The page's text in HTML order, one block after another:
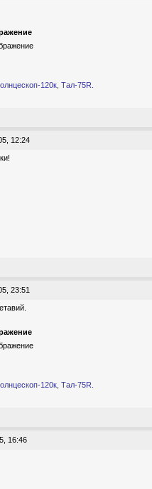
120к, Тал-75R.
12:24
23:51
120к, Тал-75R.
16:46